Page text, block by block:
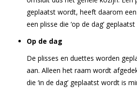
geplaatst wordt, heeft daarom
een plisse die ‘op de dag’
Op de dag
De plisses en duettes worden
aan. Alleen het raam wordt
die ‘in de dag’ geplaatst wordt is